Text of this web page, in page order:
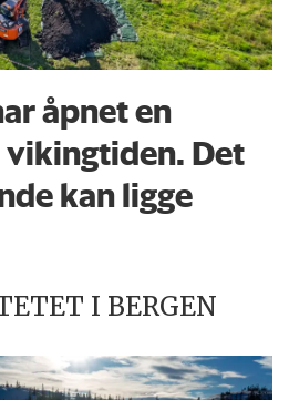
åpnet en
Det
kan ligge
I BERGEN